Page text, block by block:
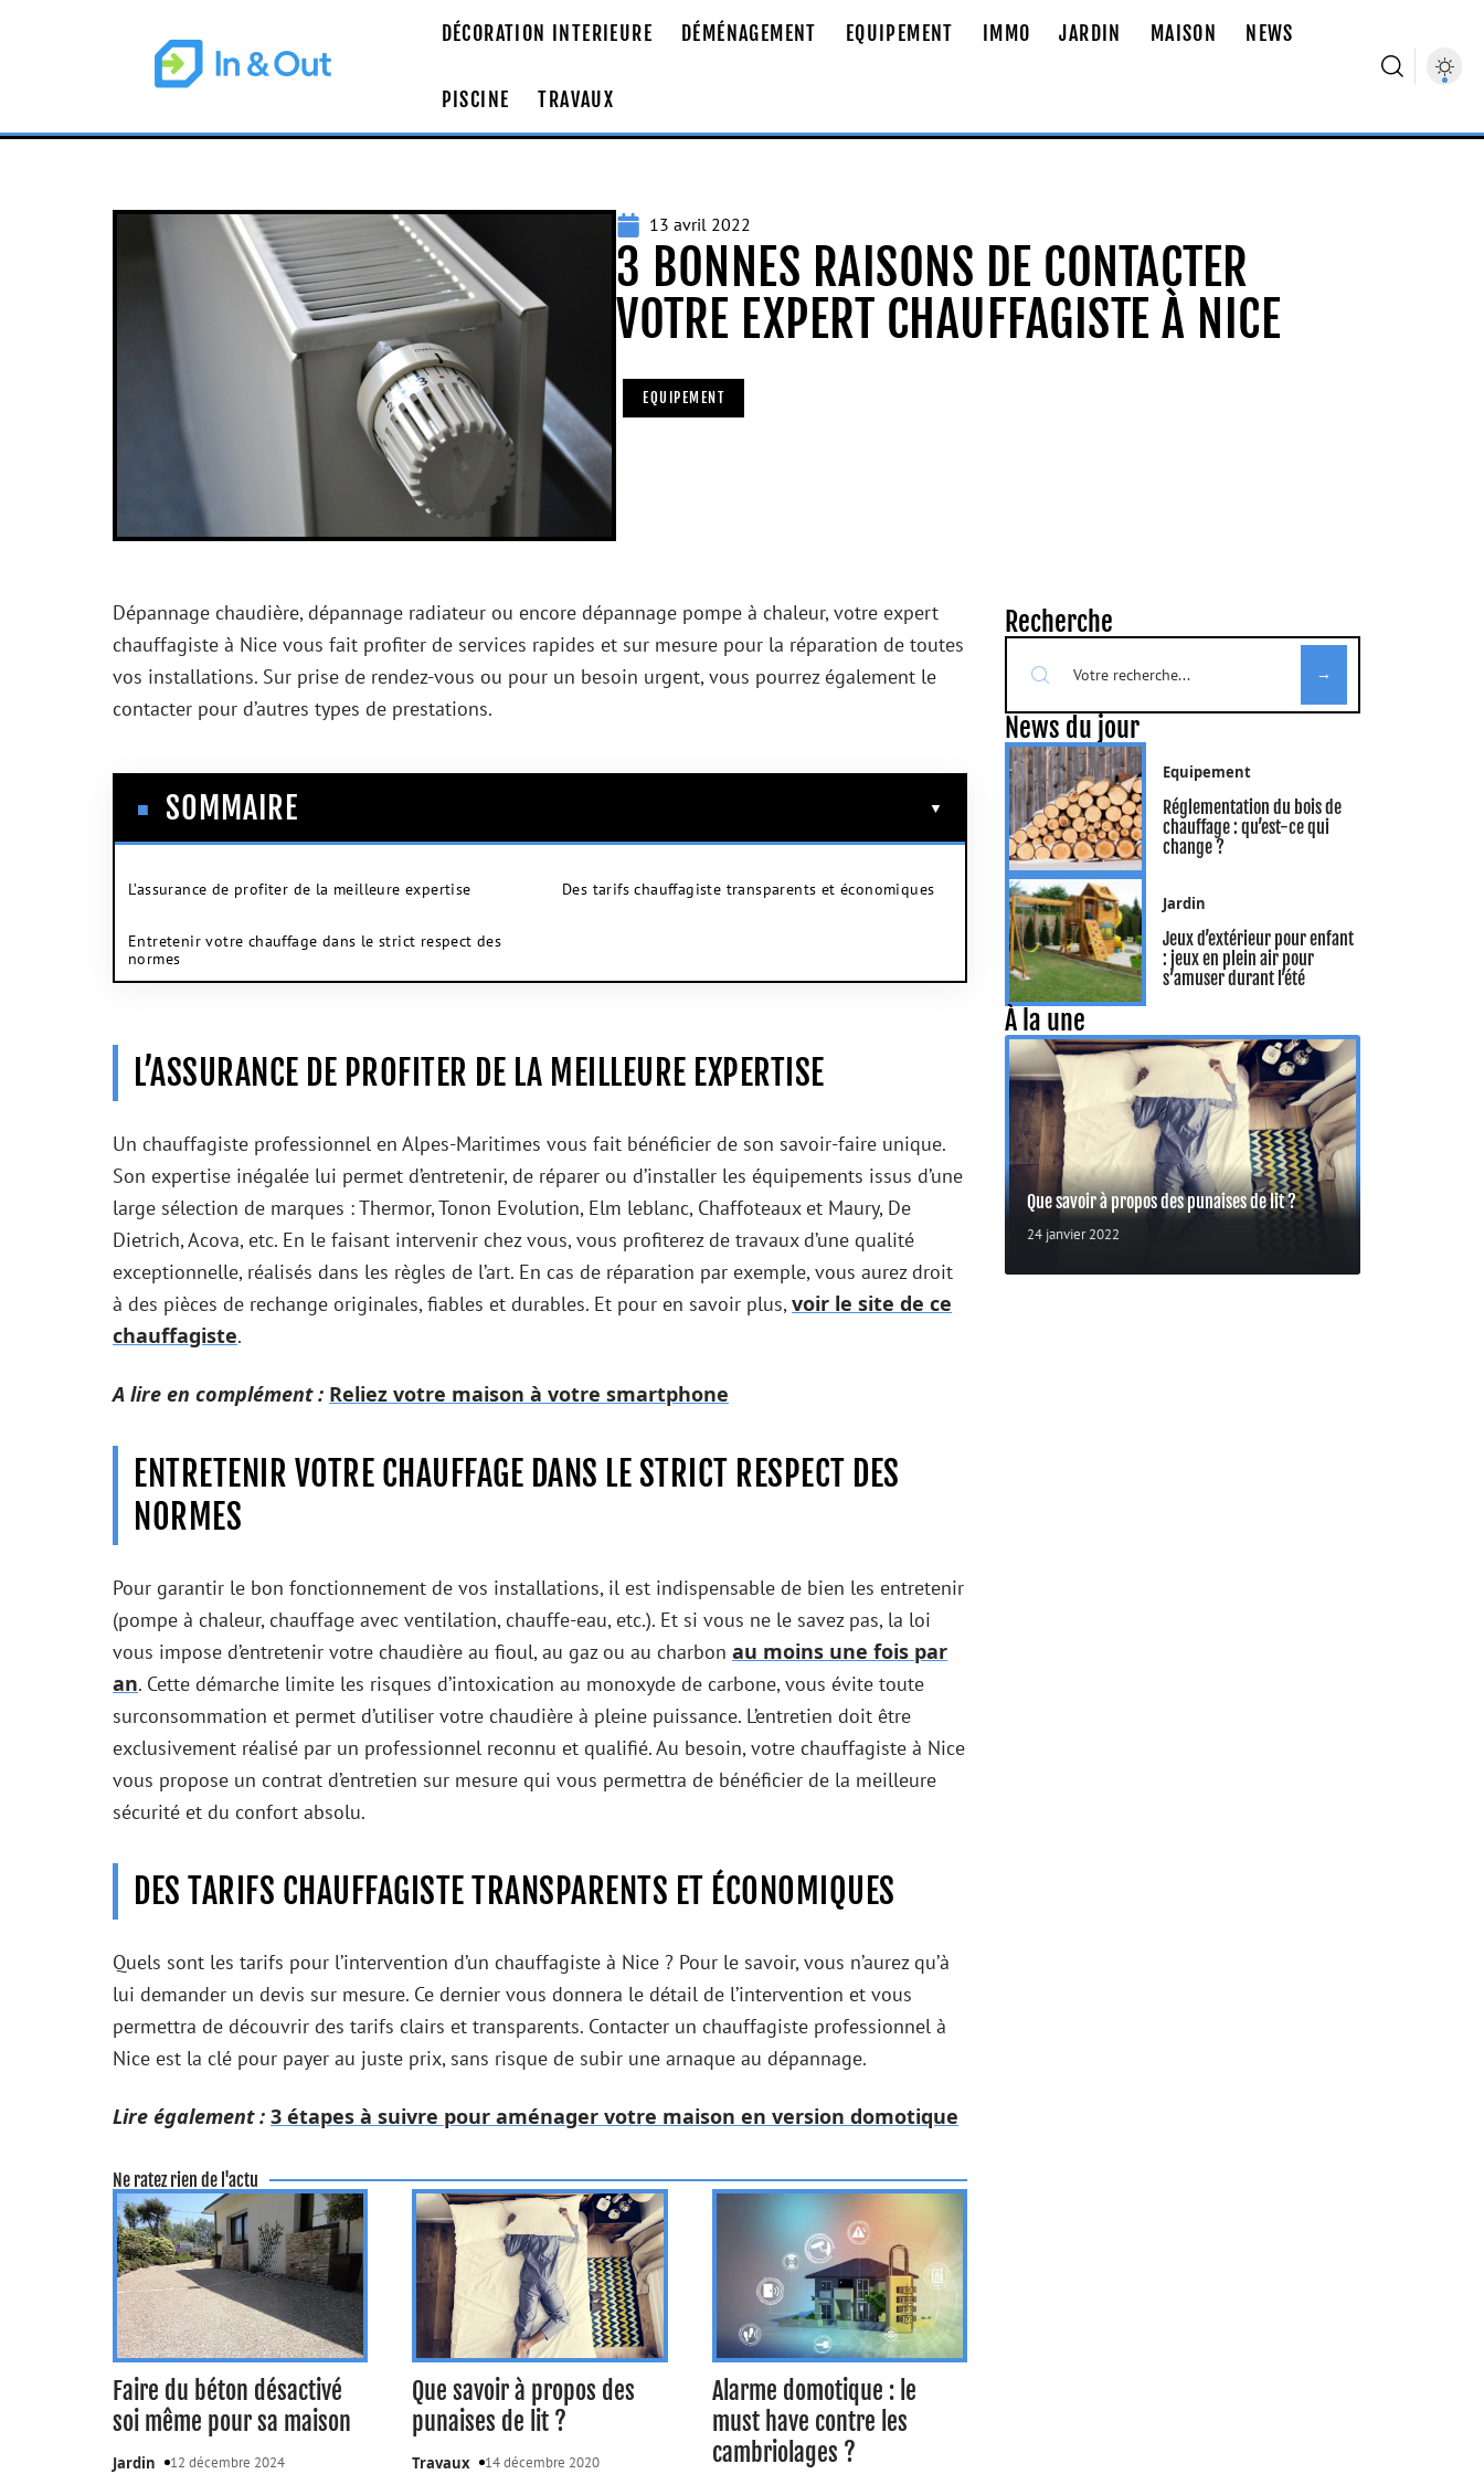
DÉCORATION INTERIEURE DÉMÉNAGEMENT EQUIPEMENT IMMO JARDIN MAISON NEWS
PISCINE TRAVAUX
13 avril 2022
3 BONNES RAISONS DE CONTACTER
VOTRE EXPERT CHAUFFAGISTE À NICE
EQUIPEMENT
Dépannage chaudière, dépannage radiateur ou encore dépannage pompe à chaleur, votre expert
chauffagiste à Nice vous fait profiter de services rapides et sur mesure pour la réparation de toutes
vos installations. Sur prise de rendez-vous ou pour un besoin urgent, vous pourrez également le
contacter pour d’autres types de prestations.
SOMMAIRE
L’assurance de profiter de la meilleure expertise
Entretenir votre chauffage dans le strict respect des
normes
Des tarifs chauffagiste transparents et économiques
L’ASSURANCE DE PROFITER DE LA MEILLEURE EXPERTISE
Un chauffagiste professionnel en Alpes-Maritimes vous fait bénéficier de son savoir-faire unique.
Son expertise inégalée lui permet d’entretenir, de réparer ou d’installer les équipements issus d’une
large sélection de marques : Thermor, Tonon Evolution, Elm leblanc, Chaffoteaux et Maury, De
Dietrich, Acova, etc. En le faisant intervenir chez vous, vous profiterez de travaux d’une qualité
exceptionnelle, réalisés dans les règles de l’art. En cas de réparation par exemple, vous aurez droit
à des pièces de rechange originales, fiables et durables. Et pour en savoir plus,voir le site de ce
chauffagiste.
A lire en complément : Reliez votre maison à votre smartphone
ENTRETENIR VOTRE CHAUFFAGE DANS LE STRICT RESPECT DES
NORMES
Pour garantir le bon fonctionnement de vos installations, il est indispensable de bien les entretenir
(pompe à chaleur, chauffage avec ventilation, chauffe-eau, etc.). Et si vous ne le savez pas, la loi
vous impose d’entretenir votre chaudière au fioul, au gaz ou au charbon au moins une fois par
an. Cette démarche limite les risques d’intoxication au monoxyde de carbone, vous évite toute
surconsommation et permet d’utiliser votre chaudière à pleine puissance. L’entretien doit être
exclusivement réalisé par un professionnel reconnu et qualifié. Au besoin, votre chauffagiste à Nice
vous propose un contrat d’entretien sur mesure qui vous permettra de bénéficier de la meilleure
sécurité et du confort absolu.
DES TARIFS CHAUFFAGISTE TRANSPARENTS ET ÉCONOMIQUES
Quels sont les tarifs pour l’intervention d’un chauffagiste à Nice ? Pour le savoir, vous n’aurez qu’à
lui demander un devis sur mesure. Ce dernier vous donnera le détail de l’intervention et vous
permettra de découvrir des tarifs clairs et transparents. Contacter un chauffagiste professionnel à
Nice est la clé pour payer au juste prix, sans risque de subir une arnaque au dépannage.
Lire également : 3 étapes à suivre pour aménager votre maison en version domotique
Ne ratez rien de l'actu
Faire du béton désactivé
soi même pour sa maison
Jardin 12 décembre 2024
Que savoir à propos des
punaises de lit ?
Travaux 14 décembre 2020
Alarme domotique : le
must have contre les
cambriolages ?
Recherche
News du jour
Equipement
Réglementation du bois de
chauffage : qu’est-ce qui
change ?
Jardin
Jeux d’extérieur pour enfant
: jeux en plein air pour
s’amuser durant l’été
À la une
Que savoir à propos des punaises de lit ?
24 janvier 2022